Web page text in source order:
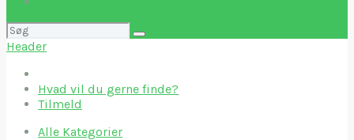
Søg
efter:
Header
Hvad vil du gerne finde?
Tilmeld
Alle Kategorier